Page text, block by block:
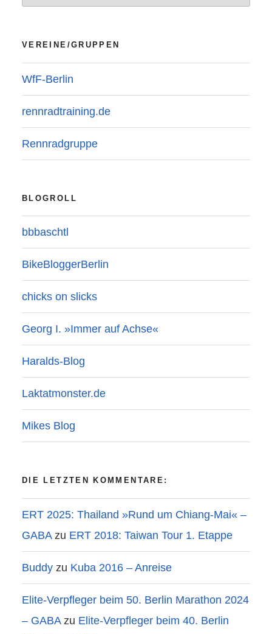
VEREINE/GRUPPEN
WfF-Berlin
rennradtraining.de
Rennradgruppe
BLOGROLL
bbbaschtl
BikeBloggerBerlin
chicks on slicks
Georg I. »Immer auf Achse«
Haralds-Blog
Laktatmonster.de
Mikes Blog
DIE LETZTEN KOMMENTARE:
ERT 2025: Thailand »Rund um Chiang-Mai« –
GABAzu ERT 2018: Taiwan Tour 1. Etappe
Buddy zu Kuba 2016 – Anreise
Elite-Verpfleger beim 50. Berlin Marathon 2024
– GABAzu Elite-Verpfleger beim 40. Berlin